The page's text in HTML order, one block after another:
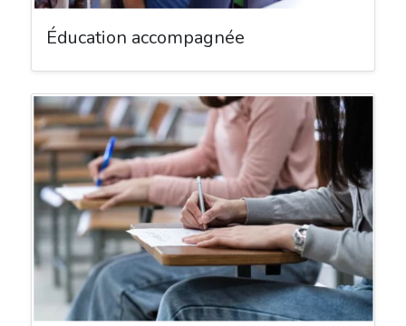
Éducation accompagnée